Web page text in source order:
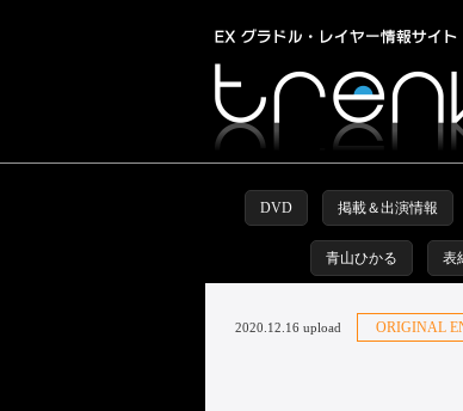
DVD 掲載＆出演情報
青山ひかる 表
2020.12.16 upload ORIGINAL